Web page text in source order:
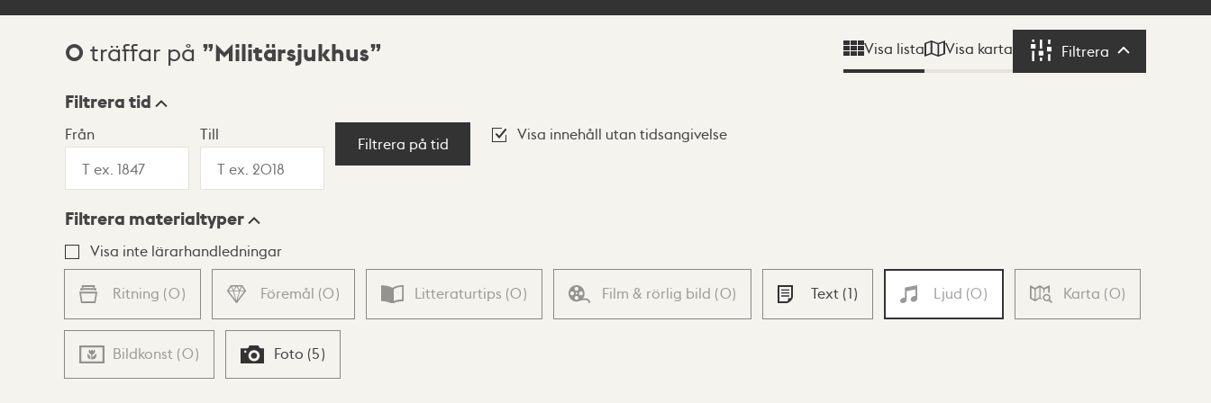
Sökresultat
0 träffar på Militärsjukhus Visa lista Visa karta Filtrera Filtrera
Visningsläge
Lista Karta
Filtrera tid
Från Till
Filtrera på tid
Visa innehåll utan tidsangivelse
Filtrera materialtyper
Visa inte lärarhandledningar
Ritning (0) Föremål (0) Litteraturtips (0) Film & rörlig bild (0) Text (1) Ljud (0) Karta (0)
Bildkonst (0) Foto (5)